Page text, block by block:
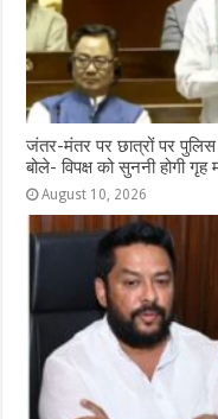
जंतर-मंतर पर छात्रों पर
बोले- विपक्ष को सुननी होगी गृह
August 10, 2026